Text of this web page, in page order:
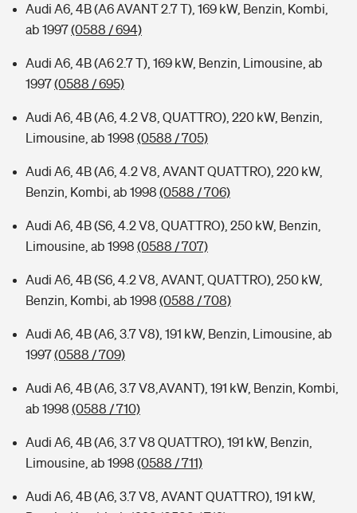
Audi A6, 4B (A6 AVANT 2.7 T), 169 kW, Benzin, Kombi,
ab 1997(0588 / 694)
Audi A6, 4B (A6 2.7 T), 169 kW, Benzin, Limousine, ab
1997(0588 / 695)
Audi A6, 4B (A6, 4.2 V8, QUATTRO), 220 kW, Benzin,
Limousine, ab 1998 (0588 / 705)
Audi A6, 4B (A6, 4.2 V8, AVANT QUATTRO), 220 kW,
Benzin, Kombi, ab 1998 (0588 / 706)
Audi A6, 4B (S6, 4.2 V8, QUATTRO), 250 kW, Benzin,
Limousine, ab 1998 (0588 / 707)
Audi A6, 4B (S6, 4.2 V8, AVANT, QUATTRO), 250 kW,
Benzin, Kombi, ab 1998 (0588 / 708)
Audi A6, 4B (A6, 3.7 V8), 191 kW, Benzin, Limousine, ab
1997(0588 / 709)
Audi A6, 4B (A6, 3.7 V8,AVANT), 191 kW, Benzin, Kombi,
ab 1998 (0588 / 710)
Audi A6, 4B (A6, 3.7 V8 QUATTRO), 191 kW, Benzin,
Limousine, ab 1998 (0588 / 711)
Audi A6, 4B (A6, 3.7 V8, AVANT QUATTRO), 191 kW,